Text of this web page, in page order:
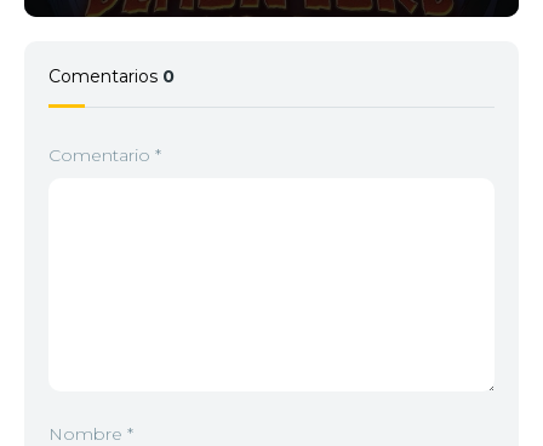
Comentarios 0
Comentario *
Nombre *